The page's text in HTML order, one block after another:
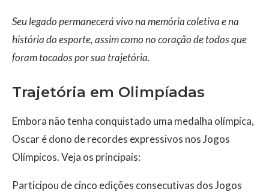
Seu legado permanecerá vivo na memória coletiva e na
história do esporte, assim como no coração de todos que
foram tocados por sua trajetória.
Trajetória em Olimpíadas
Embora não tenha conquistado uma medalha olímpica,
Oscar é dono de recordes expressivos nos Jogos
Olímpicos. Veja os principais:
Participou de cinco edições consecutivas dos Jogos